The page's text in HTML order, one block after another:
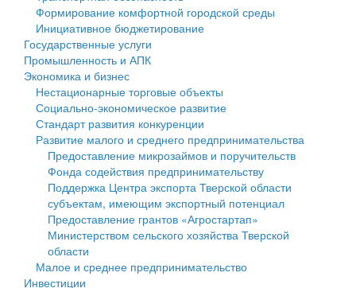
Государственные услуги
Промышленность и АПК
Экономика и бизнес
Символика
Устав
Гостям округа
Туризм
Культура
Образование
Здравоохранение
Социальная защита
Фотоальбом
муниципального округа Тверской области
Администрация Кашинского муниципального округа
Тверской области
Управление сельскими территориями
Открытые данные
Работа с обращениями граждан
Муниципальный контроль
Муниципальные услуги
Проекты административных регламентов
Финансовое управление
Бюджет для граждан
Имущество
Выявление правообладателей ранее учтенных
объектов недвижимости
Имущественная поддержка субъектов малого и
среднего предпринимательства
Информационная поддержка субъектов малого и
среднего предпринимательства
Формирование комфортной городской среды
Инициативное бюджетирование
Государственные услуги
Промышленность и АПК
Экономика и бизнес
Нестационарные торговые объекты
Социально-экономическое развитие
Стандарт развития конкуренции
Развитие малого и среднего предпринимательства
Предоставление микрозаймов и поручительств
Фонда содействия предпринимательству
Поддержка Центра экспорта Тверской области
субъектам, имеющим экспортный потенциал
Предоставление грантов «Агростартап»
Министерством сельского хозяйства Тверской
области
Малое и среднее предпринимательство
Инвестиции